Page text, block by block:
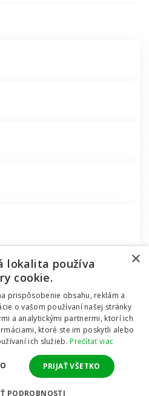
a.s. Už 12 rokov vám
za okná a dvere.Všetky
CMS
okien?
chatky
×
lokalita používa
cookie.
prispôsobenie obsahu, reklám a
o vašom používaní našej stránky
a analytickými partnermi, ktorí ich
ktoré ste im poskytli alebo
ich služieb.Prečítať viac
PRIJAŤ VŠETKO
PODROBNOSTI